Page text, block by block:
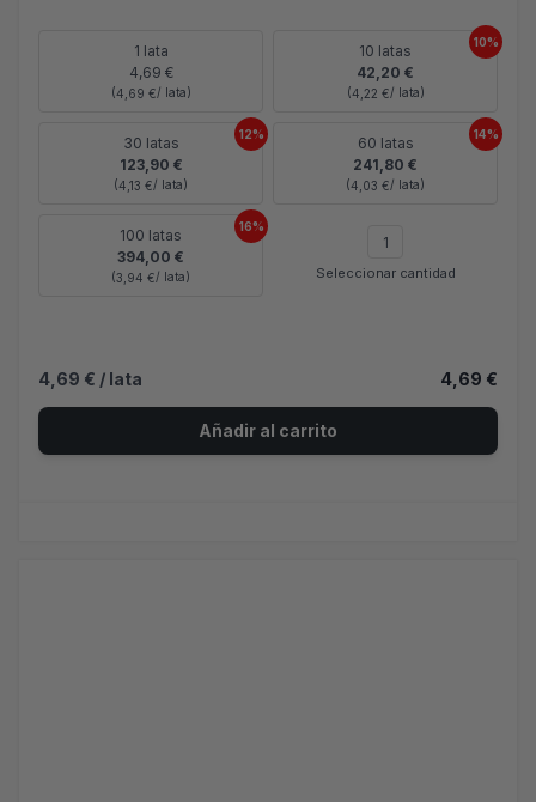
4,69 € / lata 4,69 €
Añadir al carrito
1 lata
4,69 €
(4,69 €/ lata)
10 latas
42,20 €
(4,22 €/ lata)
10%
30 latas
123,90 €
(4,13 €/ lata)
12%
60 latas
241,80 €
(4,03 €/ lata)
14%
100 latas
394,00 €
(3,94 €/ lata)
16%
Seleccionar cantidad